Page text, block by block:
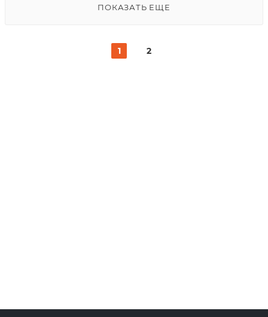
ПОКАЗАТЬ ЕЩЕ
1 2